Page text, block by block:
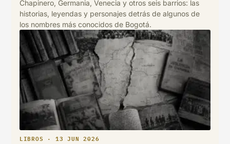
Chapinero, Germania, Venecia y otros seis barrios: las
historias, leyendas y personajes detrás de algunos de
los nombres más conocidos de Bogotá.
LIBROS · 13 JUN 2026